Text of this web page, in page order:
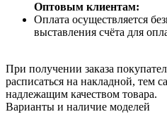
Оптовым клиентам:
Оплата осуществляется
выставления счёта для
При получении заказа
расписаться на накладной, тем
надлежащим качеством товара.
Варианты и наличие моделей